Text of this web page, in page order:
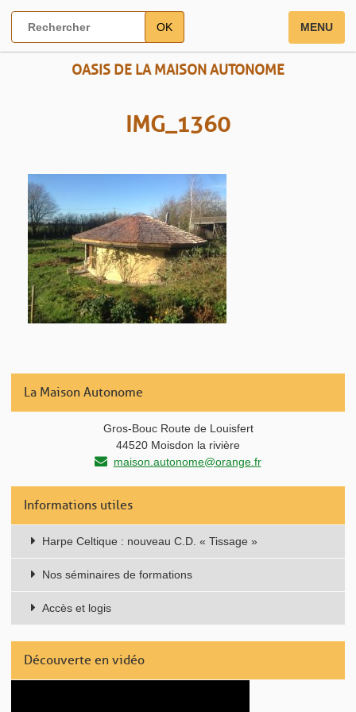
OASIS DE LA MAISON AUTONOME
MENU
IMG_1360
OK
La Maison Autonome
Gros-Bouc Route de Louisfert
44520 Moisdon la rivière
maison.autonome@orange.fr
Informations utiles
Harpe Celtique : nouveau C.D. « Tissage »
Nos séminaires de formations
Accès et logis
Découverte en vidéo